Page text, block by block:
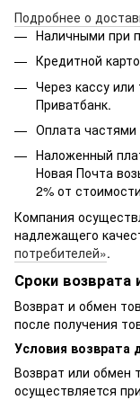
Подробнее о
Наличными при
Кредитной
Через кассу
Приватбанк.
Оплата частями
Наложенный
Новая Почта
2% от
Компания
надлежащего
потребителей».
Сроки возврата
Возврат и обмен
после получения
Условия возврата
Возврат или обмен
осуществляется